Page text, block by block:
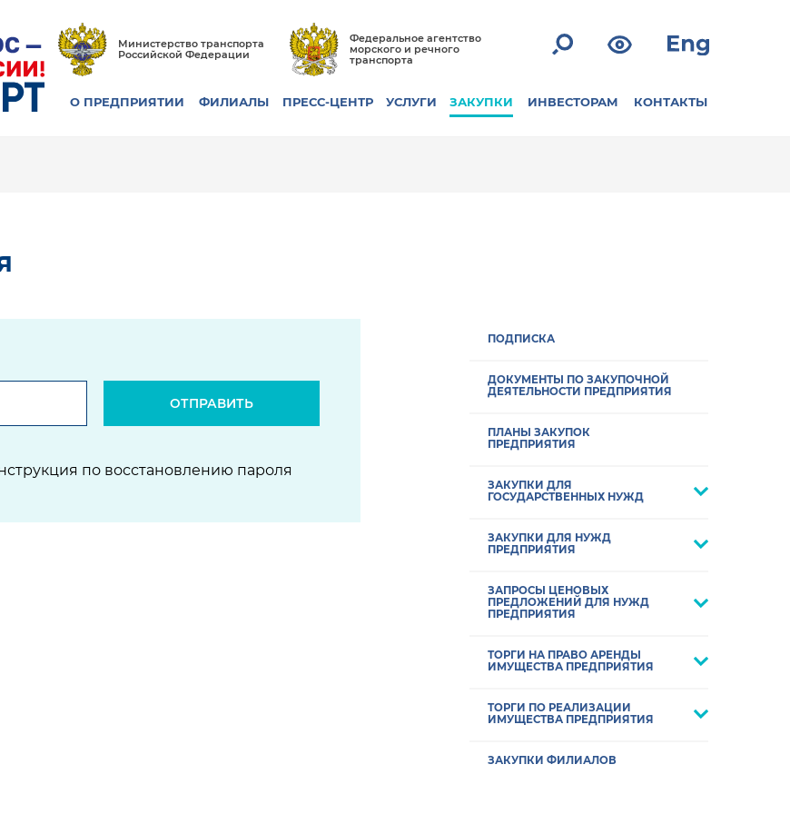
Министерство транспорта
Российской Федерации
Федеральное агентство
морского и речного
транспорта
О ПРЕДПРИЯТИИ ФИЛИАЛЫ ПРЕСС-ЦЕНТР УСЛУГИ ЗАКУПКИ ИНВЕСТОРАМ КОНТАКТЫ
ОТПРАВИТЬ
по восстановлению пароля
ПОДПИСКА
ДОКУМЕНТЫ ПО ЗАКУПОЧНОЙ
ДЕЯТЕЛЬНОСТИ ПРЕДПРИЯТИЯ
ПЛАНЫ ЗАКУПОК
ПРЕДПРИЯТИЯ
ЗАКУПКИ ДЛЯ
ГОСУДАРСТВЕННЫХ НУЖД
ЗАКУПКИ ДЛЯ НУЖД
ПРЕДПРИЯТИЯ
ЗАПРОСЫ ЦЕНОВЫХ
ПРЕДЛОЖЕНИЙ ДЛЯ НУЖД
ПРЕДПРИЯТИЯ
ТОРГИ НА ПРАВО АРЕНДЫ
ИМУЩЕСТВА ПРЕДПРИЯТИЯ
ТОРГИ ПО РЕАЛИЗАЦИИ
ИМУЩЕСТВА ПРЕДПРИЯТИЯ
ЗАКУПКИ ФИЛИАЛОВ